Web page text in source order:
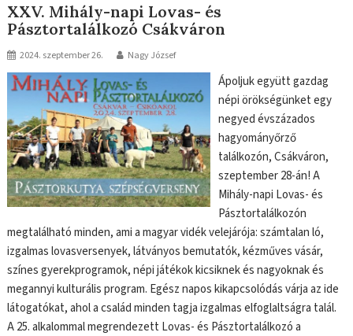
XXV. Mihály-napi Lovas- és
Pásztortalálkozó Csákváron
2024. szeptember 26. Nagy József
Ápoljuk együtt gazdag
népi örökségünket egy
negyed évszázados
hagyományőrző
találkozón, Csákváron,
szeptember 28-án! A
Mihály-napi Lovas- és
Pásztortalálkozón
megtalálható minden, ami a magyar vidék velejárója: számtalan ló,
izgalmas lovasversenyek, látványos bemutatók, kézműves vásár,
színes gyerekprogramok, népi játékok kicsiknek és nagyoknak és
megannyi kulturális program. Egész napos kikapcsolódás várja az ide
látogatókat, ahol a család minden tagja izgalmas elfoglaltságra talál.
A 25. alkalommal megrendezett Lovas- és Pásztortalálkozó a